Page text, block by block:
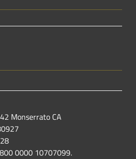
Monserrato CA
0000 10707099.